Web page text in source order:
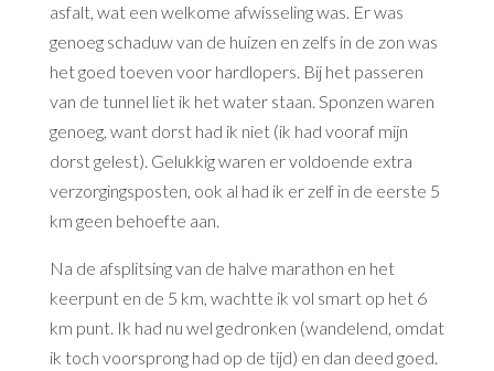
asfalt, wat een welkome afwisseling was. Er was
genoeg schaduw van de huizen en zelfs in de zon was
het goed toeven voor hardlopers. Bij het passeren
van de tunnel liet ik het water staan. Sponzen waren
genoeg, want dorst had ik niet (ik had vooraf mijn
dorst gelest). Gelukkig waren er voldoende extra
verzorgingsposten, ook al had ik er zelf in de eerste 5
km geen behoefte aan.
Na de afsplitsing van de halve marathon en het
keerpunt en de 5 km, wachtte ik vol smart op het 6
km punt. Ik had nu wel gedronken (wandelend, omdat
ik toch voorsprong had op de tijd) en dan deed goed.